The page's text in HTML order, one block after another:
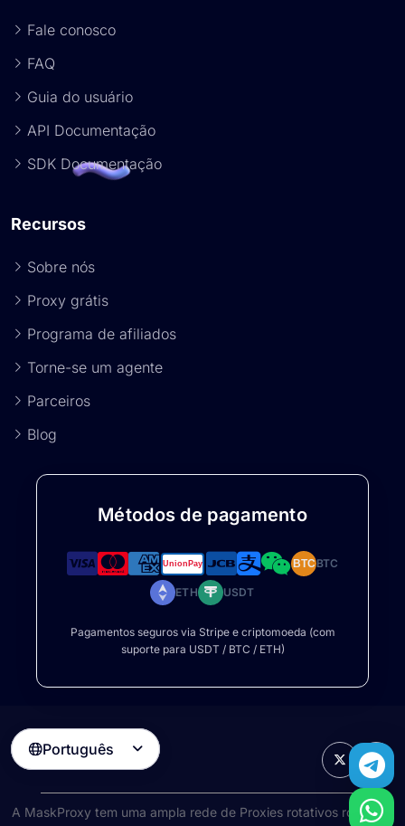
Fale conosco
FAQ
Guia do usuário
API Documentação
SDK Documentação
Recursos
Sobre nós
Proxy grátis
Programa de afiliados
Torne-se um agente
Parceiros
Blog
Métodos de pagamento
BTCBTC
ETH USDT
Pagamentos seguros via Stripe e criptomoeda (com
suporte para USDT / BTC / ETH)
Português 
A MaskProxy tem uma ampla rede de Proxies rotativos rotativos